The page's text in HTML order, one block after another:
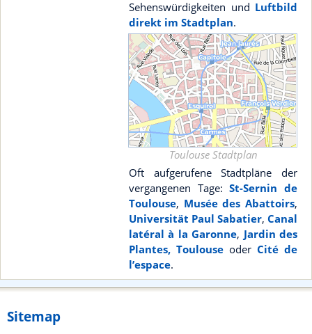
Sehenswürdigkeiten und Luftbild
direkt im Stadtplan.
Toulouse Stadtplan
Oft aufgerufene Stadtpläne der
vergangenen Tage:St-Sernin de
Toulouse, Musée des Abattoirs,
Universität Paul Sabatier, Canal
latéral à la Garonne, Jardin des
Plantes, Toulouse oder Cité de
l’espace.
Sitemap